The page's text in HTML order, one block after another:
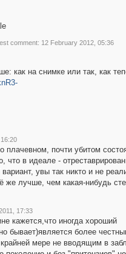
comment: 12 February 2012, 05:36
как на снимке или так, как
плачевном, почти убитом
что в идеале -
увы так никто и не
же лучше, чем какая-нибудь
17:33
кажется,что иногда хороший
бывает)является более
мере не вводящим в